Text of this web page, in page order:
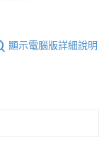
顯示電腦版詳細說明